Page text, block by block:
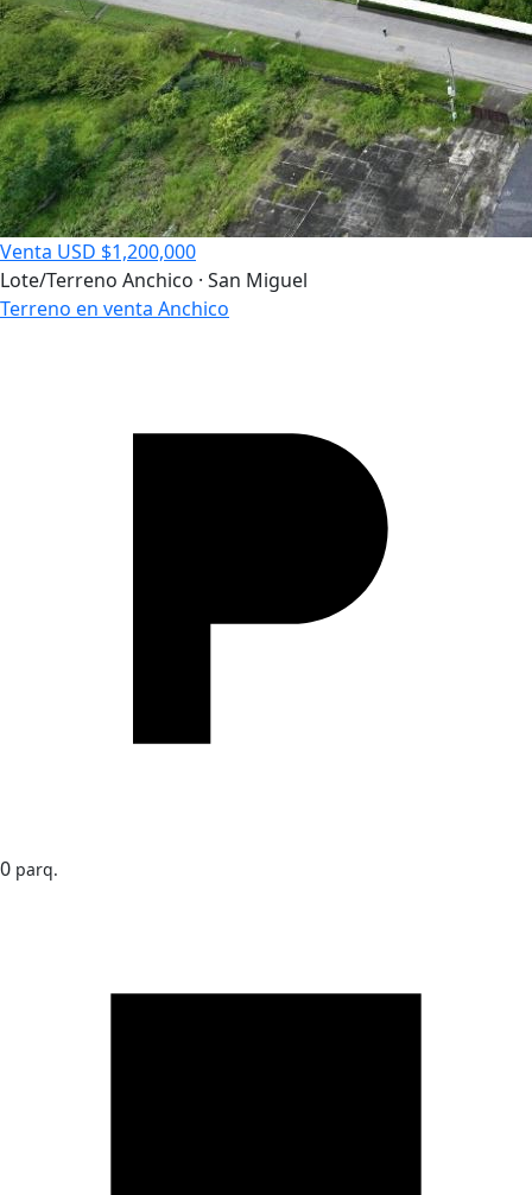
Venta USD $1,200,000
Lote/Terreno Anchico · San Miguel
Terreno en venta Anchico
0 parq.